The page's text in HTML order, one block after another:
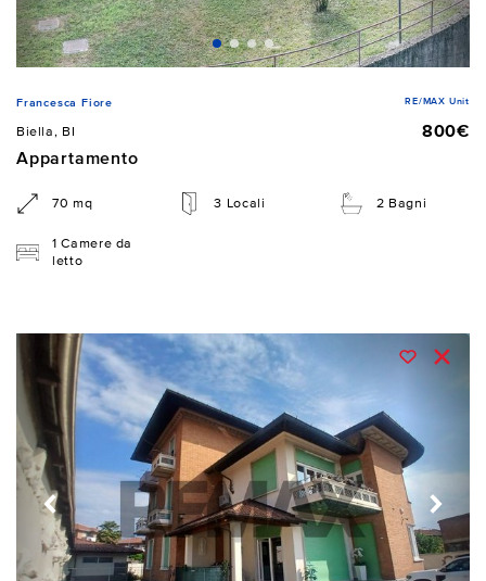
Francesca Fiore RE/MAX Unit
Biella, BI
800€
Appartamento
70 mq 3 Locali 2 Bagni
1 Camere da
letto